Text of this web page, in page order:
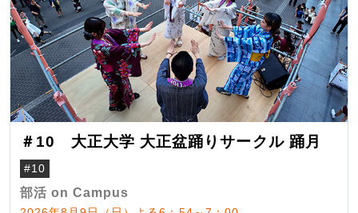
＃10 大正大学 大正盆踊りサークル 踊月
#10
部活 on Campus